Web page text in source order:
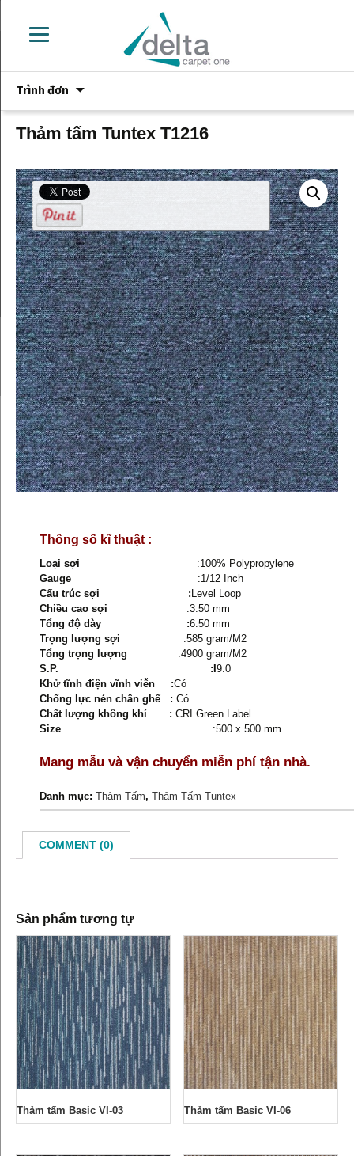
Trình đơn
phần
dung
Thảm tấm Tuntex T1216
Thông số kĩ thuật :
Loại sợi :100% Polypropylene
Gauge :1/12 Inch
Cấu trúc sợi : Level Loop
Chiều cao sợi :3.50 mm
Tổng độ dày :6.50 mm
Trọng lượng sợi :585 gram/M2
Tổng trọng lượng :4900 gram/M2
S.P. :I 9.0
Khử tĩnh điện vĩnh viễn :Có
Chống lực nén chân ghế : Có
Chất lượng không khí : CRI Green Label
Size :500 x 500 mm
Mang mẫu và vận chuyển miễn phí tận nhà.
Danh mục: Thảm Tấm, Thảm Tấm Tuntex
COMMENT (0)
Sản phẩm tương tự
Thảm tấm Basic VI-03 Thảm tấm Basic VI-06